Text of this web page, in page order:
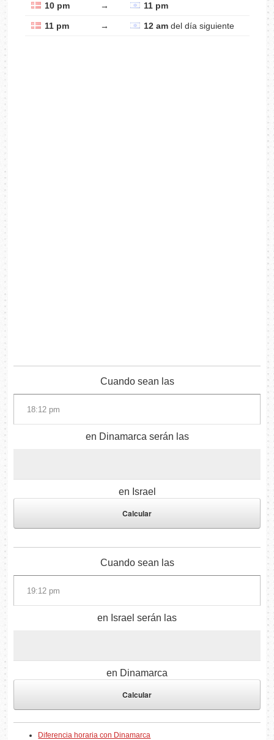
10 pm → 11 pm
11 pm → 12 amdel día siguiente
Cuando sean las
en Dinamarca serán las
en Israel
Cuando sean las
en Israel serán las
en Dinamarca
Diferencia horaria con Dinamarca